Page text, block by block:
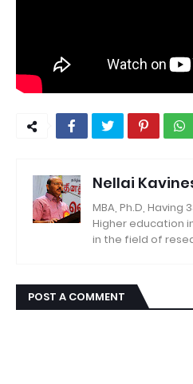
Nellai
MBA, Ph.D,
Higher education
in the field of
POST A COMMENT